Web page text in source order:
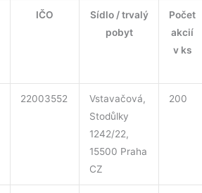
IČO
Sídlo / trvalý
pobyt
Počet
akcií
v ks
22003552
Vstavačová,
Stodůlky
1242/22,
15500 Praha
CZ
200